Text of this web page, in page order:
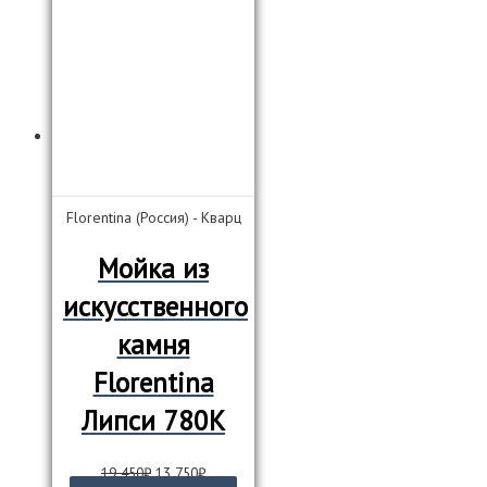
Florentina (Россия) - Кварц
Мойка из
искусственного
камня
Florentina
Липси 780К
19 450₽Первоначальная
13 750₽Текущая